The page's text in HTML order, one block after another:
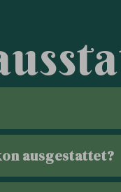
ussta
ausgestattet?